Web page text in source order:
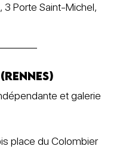
, 3 Porte Saint-Michel,
et galerie
place du Colombier